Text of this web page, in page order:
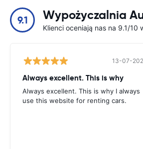
9.1 Wypożyczalnia
Klienci oceniają nas na 9.1/10
13-07-
Always excellent. This is why
Always excellent. This is why I always
use this website for renting cars.